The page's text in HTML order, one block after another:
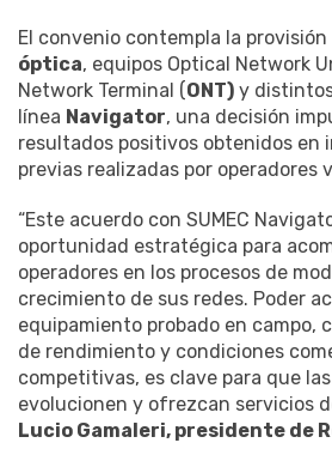
El convenio contempla la provisión
óptica, equipos Optical Network
Network Terminal (ONT) y
línea Navigator, una decisión
resultados positivos obtenidos en
previas realizadas por operadores
“Este acuerdo con SUMEC
oportunidad estratégica para
operadores en los procesos de
crecimiento de sus redes. Poder
equipamiento probado en campo,
de rendimiento y condiciones
competitivas, es clave para que las
evolucionen y ofrezcan servicios
Lucio Gamaleri, presidente de